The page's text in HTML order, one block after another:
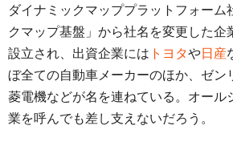
ダイナミックマッププラットフォーム
クマップ基盤」から社名を変更した企
設立され、出資企業には トヨタや日産
ぼ全ての自動車メーカーのほか、ゼン
菱電機などが名を連ねている。オール
業を呼んでも差し支えないだろう。